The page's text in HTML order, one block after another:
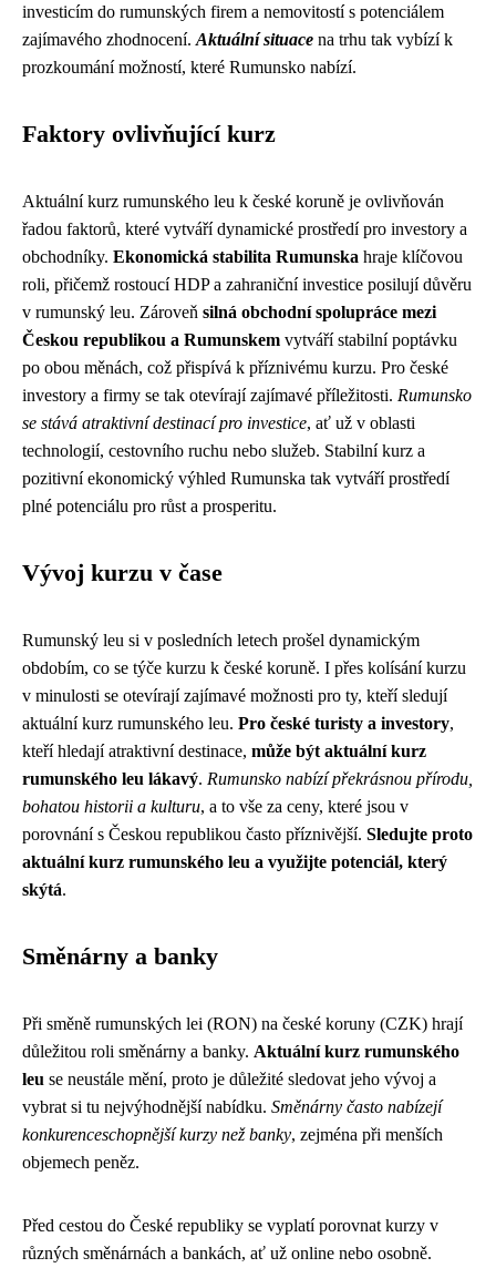
investicím do rumunských firem a nemovitostí s potenciálem
zajímavého zhodnocení. Aktuální situace na trhu tak vybízí k
prozkoumání možností, které Rumunsko nabízí.
Faktory ovlivňující kurz
Aktuální kurz rumunského leu k české koruně je ovlivňován
řadou faktorů, které vytváří dynamické prostředí pro investory a
obchodníky. Ekonomická stabilita Rumunska hraje klíčovou
roli, přičemž rostoucí HDP a zahraniční investice posilují důvěru
v rumunský leu. Zároveň silná obchodní spolupráce mezi
Českou republikou a Rumunskem vytváří stabilní poptávku
po obou měnách, což přispívá k příznivému kurzu. Pro české
investory a firmy se tak otevírají zajímavé příležitosti. Rumunsko
se stává atraktivní destinací pro investice, ať už v oblasti
technologií, cestovního ruchu nebo služeb. Stabilní kurz a
pozitivní ekonomický výhled Rumunska tak vytváří prostředí
plné potenciálu pro růst a prosperitu.
Vývoj kurzu v čase
Rumunský leu si v posledních letech prošel dynamickým
obdobím, co se týče kurzu k české koruně. I přes kolísání kurzu
v minulosti se otevírají zajímavé možnosti pro ty, kteří sledují
aktuální kurz rumunského leu. Pro české turisty a investory,
kteří hledají atraktivní destinace, může být aktuální kurz
rumunského leu lákavý. Rumunsko nabízí překrásnou přírodu,
bohatou historii a kulturu, a to vše za ceny, které jsou v
porovnání s Českou republikou často příznivější. Sledujte proto
aktuální kurz rumunského leu a využijte potenciál, který
skýtá.
Směnárny a banky
Při směně rumunských lei (RON) na české koruny (CZK) hrají
důležitou roli směnárny a banky. Aktuální kurz rumunského
leu se neustále mění, proto je důležité sledovat jeho vývoj a
vybrat si tu nejvýhodnější nabídku. Směnárny často nabízejí
konkurenceschopnější kurzy než banky, zejména při menších
objemech peněz.
Před cestou do České republiky se vyplatí porovnat kurzy v
různých směnárnách a bankách, ať už online nebo osobně.